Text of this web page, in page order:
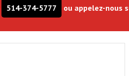
514-374-5777 ou appelez-nous